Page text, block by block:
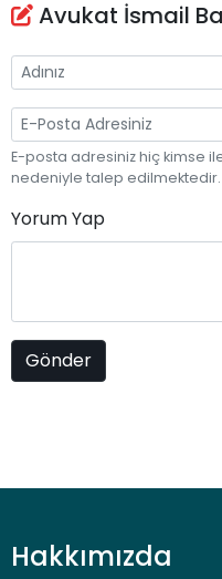
Avukat İsmail
E-posta adresiniz hiç kimse
nedeniyle talep edilmektedir.
Yorum Yap
Hakkımızda